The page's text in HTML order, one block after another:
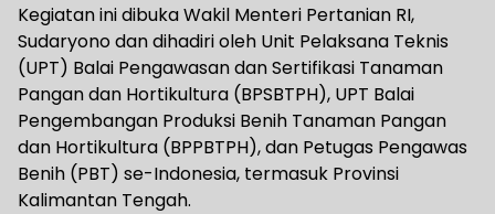
Kegiatan ini dibuka Wakil Menteri Pertanian RI,
Sudaryono dan dihadiri oleh Unit Pelaksana Teknis
(UPT) Balai Pengawasan dan Sertifikasi Tanaman
Pangan dan Hortikultura (BPSBTPH), UPT Balai
Pengembangan Produksi Benih Tanaman Pangan
dan Hortikultura (BPPBTPH), dan Petugas Pengawas
Benih (PBT) se-Indonesia, termasuk Provinsi
Kalimantan Tengah.